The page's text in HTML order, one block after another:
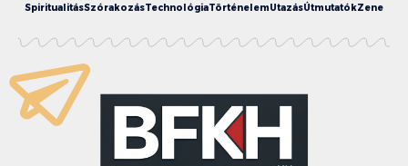
SpiritualitásSzórakozásTechnológiaTörténelemUtazásÚtmutatókZene